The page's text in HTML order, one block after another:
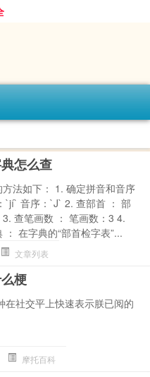
怎么查
法如下： 1. 确定拼音和音序
`jí` 音序：`J` 2. 查部首 ： 部
查笔画数 ： 笔画数：3 4.
： 在字典的“部首检字表”...
文章列表
梗
在社交平上快速表示朕已阅的
摩托百科